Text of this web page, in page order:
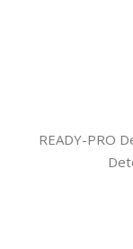
READY-PRO